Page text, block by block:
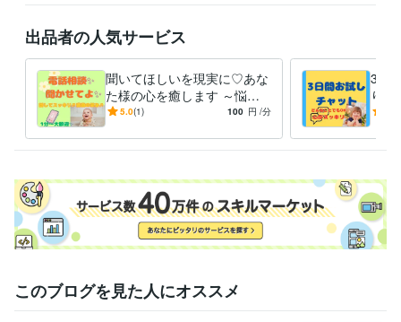
柔道 初段 取得年 : 2003年
教員免許 第一種国語 高等学校
教員免許 第一種国語 中学校
普通自動車免許 AT 取得年 : 2009年
コムラード・オブ・チーズ 取得年 : 2013年
得意分野
悩み相談・カウンセリング
自分ではどうし
ようもできないお悩み 職場での人間関係のお悩み 親族の人間関係の
悩み 人間関係 職場 家族 話し相手 独身 親子関係 同僚
悩み相談・カウンセリング 日常生活の悩み ちょっとした話し相手
日常生活の悩み 日常生活 イライラ モヤモヤ 話し相手
出品者の人気サービス
聞いてほしいを現実に♡あな
た様の心を癒します ～悩
み・愚痴・世間話、とにかく
5.0(1) 100 円 /分
3日
り
も相
このブログを見た人にオススメ